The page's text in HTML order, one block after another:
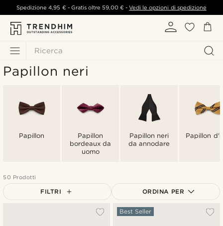
Ricerca
Spedizione4,95 €- Gratis oltre 59,00 € -Vedi le opzioni di spedizione
Papillon neri
Papillon
Papillon
bordeaux da
uomo
Papillon neri
da annodare
Papillon
50 Prodotti
FILTRI ORDINA PER
Più popolari
Best Seller